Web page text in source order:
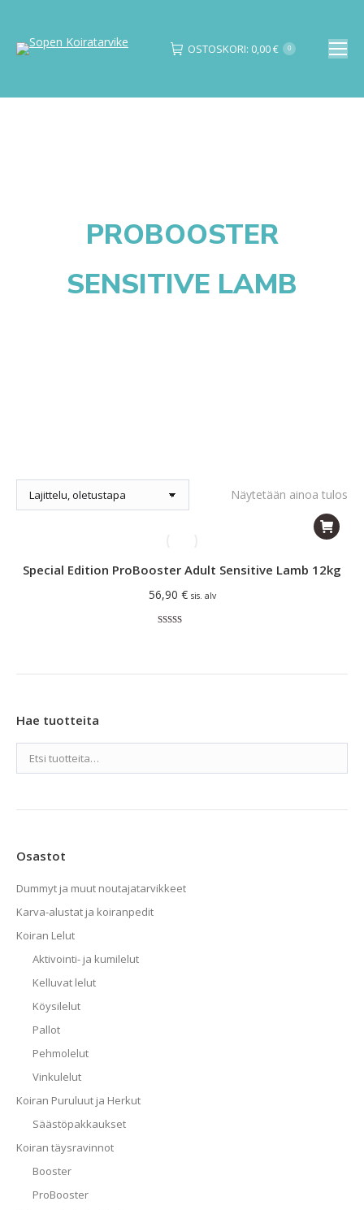
OSTOSKORI: 0,00€ 0
Search:
PROBOOSTER
SENSITIVE LAMB
Näytetään ainoa tulos
Special Edition ProBooster Adult Sensitive Lamb 12kg
56,90 € sis. alv
Hae tuotteita
Osastot
Dummyt ja muut noutajatarvikkeet
Karva-alustat ja koiranpedit
Koiran Lelut
Aktivointi- ja kumilelut
Kelluvat lelut
Köysilelut
Pallot
Pehmolelut
Vinkulelut
Koiran Puruluut ja Herkut
Säästöpakkaukset
Koiran täysravinnot
Booster
ProBooster